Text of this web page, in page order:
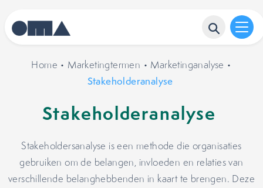
Home • Marketingtermen • Marketinganalyse •
Stakeholderanalyse
Stakeholderanalyse
Stakeholdersanalyse is een methode die organisaties
gebruiken om de belangen, invloeden en relaties van
verschillende belanghebbenden in kaart te brengen. Deze